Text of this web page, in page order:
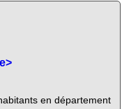
en département